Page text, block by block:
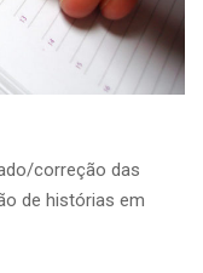
correção das
de histórias em